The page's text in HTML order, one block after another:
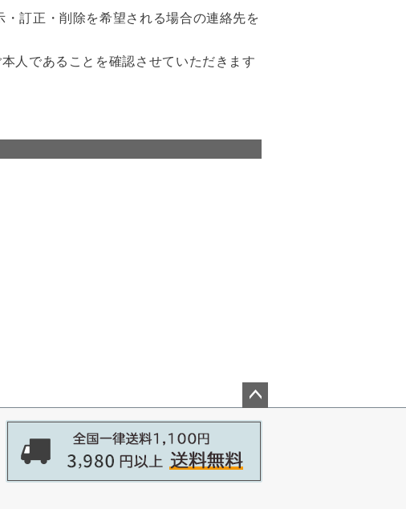
訂正・削除を希望される場合の連絡先を
人であることを確認させていただきます
ペー
へ